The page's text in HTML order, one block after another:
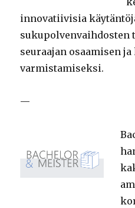
innovatiivisia
sukupolvenvaihdosten
seuraajan osaamisen
varmistamiseksi.
—